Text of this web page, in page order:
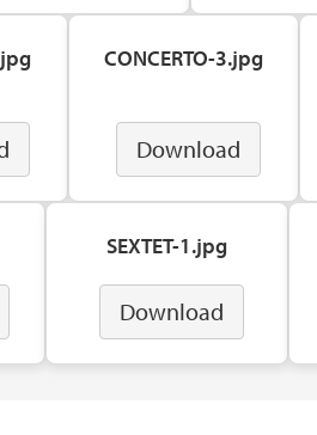
CONCERTO-3.jpg
Download
SEXTET-1.jpg
Download